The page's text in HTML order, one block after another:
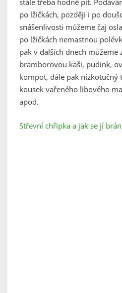
stále třeba hodně pít.
po lžičkách, později i po
snášenlivosti můžeme čaj
po lžičkách nemastnou
pak v dalších dnech můžeme
bramborovou kaši, pudink,
kompot, dále pak nízkotučný
kousek vařeného libového
apod.
Střevní chřipka a jak se jí